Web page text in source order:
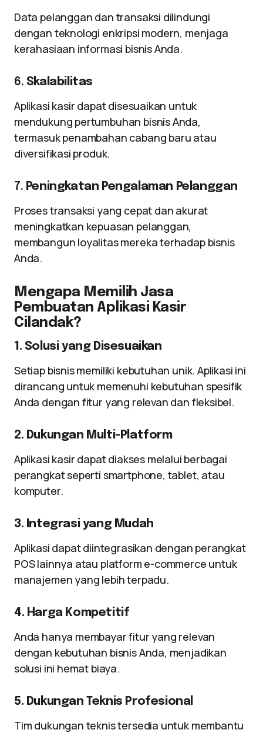
Data pelanggan dan transaksi dilindungi
dengan teknologi enkripsi modern, menjaga
kerahasiaan informasi bisnis Anda.
6. Skalabilitas
Aplikasi kasir dapat disesuaikan untuk
mendukung pertumbuhan bisnis Anda,
termasuk penambahan cabang baru atau
diversifikasi produk.
7. Peningkatan Pengalaman Pelanggan
Proses transaksi yang cepat dan akurat
meningkatkan kepuasan pelanggan,
membangun loyalitas mereka terhadap bisnis
Anda.
Mengapa Memilih Jasa
Pembuatan Aplikasi Kasir
Cilandak?
1. Solusi yang Disesuaikan
Setiap bisnis memiliki kebutuhan unik. Aplikasi ini
dirancang untuk memenuhi kebutuhan spesifik
Anda dengan fitur yang relevan dan fleksibel.
2. Dukungan Multi-Platform
Aplikasi kasir dapat diakses melalui berbagai
perangkat seperti smartphone, tablet, atau
komputer.
3. Integrasi yang Mudah
Aplikasi dapat diintegrasikan dengan perangkat
POS lainnya atau platform e-commerce untuk
manajemen yang lebih terpadu.
4. Harga Kompetitif
Anda hanya membayar fitur yang relevan
dengan kebutuhan bisnis Anda, menjadikan
solusi ini hemat biaya.
5. Dukungan Teknis Profesional
Tim dukungan teknis tersedia untuk membantu